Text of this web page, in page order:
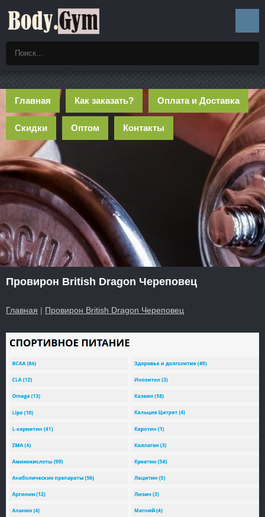
Главная Как заказать? Оплата и Доставка
Скидки Оптом Контакты
Провирон British Dragon Череповец
Главная | Провирон British Dragon Череповец